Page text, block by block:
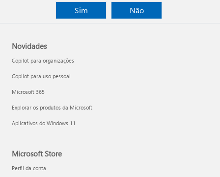
Sim
Não
Novidades
Copilot para organizações
Copilot para uso pessoal
Microsoft 365
Explorar os produtos da Microsoft
Aplicativos do Windows 11
Microsoft Store
Perfil da conta